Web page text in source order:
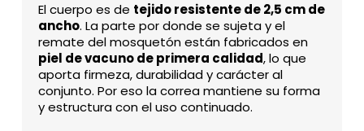
El cuerpo es de tejido resistente de 2,5 cm de
ancho. La parte por donde se sujeta y el
remate del mosquetón están fabricados en
piel de vacuno de primera calidad, lo que
aporta firmeza, durabilidad y carácter al
conjunto. Por eso la correa mantiene su forma
y estructura con el uso continuado.